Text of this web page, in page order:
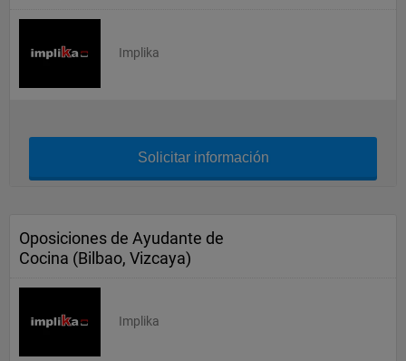
Implika
Solicitar información
Oposiciones de Ayudante de
Cocina (Bilbao, Vizcaya)
Implika